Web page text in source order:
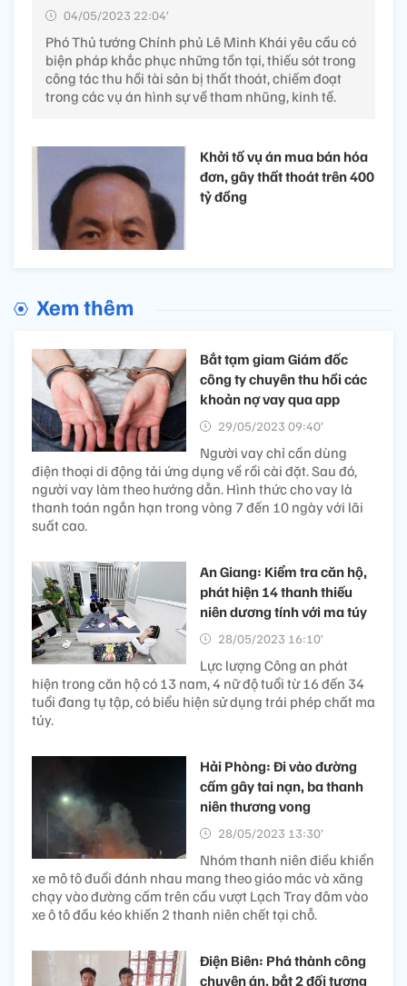
04/05/2023 22:04’
Phó Thủ tướng Chính phủ Lê Minh Khái yêu cầu có
biện pháp khắc phục những tồn tại, thiếu sót trong
công tác thu hồi tài sản bị thất thoát, chiếm đoạt
trong các vụ án hình sự về tham nhũng, kinh tế.
Khởi tố vụ án mua bán hóa
đơn, gây thất thoát trên 400
tỷ đồng
Xem thêm
Bắt tạm giam Giám đốc
công ty chuyên thu hồi các
khoản nợ vay qua app
29/05/2023 09:40’
Người vay chỉ cần dùng
điện thoại di động tải ứng dụng về rồi cài đặt. Sau đó,
người vay làm theo hướng dẫn. Hình thức cho vay là
thanh toán ngắn hạn trong vòng 7 đến 10 ngày với lãi
suất cao.
An Giang: Kiểm tra căn hộ,
phát hiện 14 thanh thiếu
niên dương tính với ma túy
28/05/2023 16:10’
Lực lượng Công an phát
hiện trong căn hộ có 13 nam, 4 nữ độ tuổi từ 16 đến 34
tuổi đang tụ tập, có biểu hiện sử dụng trái phép chất ma
túy.
Hải Phòng: Đi vào đường
cấm gây tai nạn, ba thanh
niên thương vong
28/05/2023 13:30’
Nhóm thanh niên điều khiển
xe mô tô đuổi đánh nhau mang theo giáo mác và xăng
chạy vào đường cấm trên cầu vượt Lạch Tray đâm vào
xe ô tô đầu kéo khiến 2 thanh niên chết tại chỗ.
Điện Biên: Phá thành công
chuyên án, bắt 2 đối tượng